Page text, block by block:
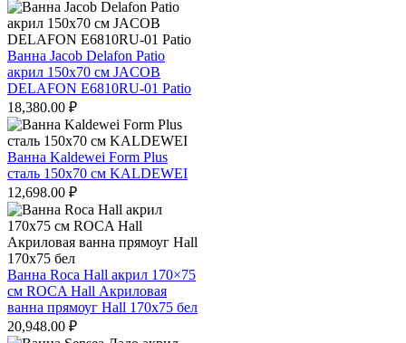
Ванна Jacob Delafon Patio
акрил 150х70 см JACOB
DELAFON E6810RU-01 Patio
18,380.00 ₽
Ванна Kaldewei Form Plus
сталь 150х70 см KALDEWEI
12,698.00 ₽
Ванна Roca Hall акрил 170×75
см ROCA Hall Акриловая
ванна прямоуг Hall 170х75 бел
20,948.00 ₽